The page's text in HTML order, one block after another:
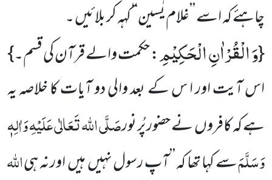
چاہئے کہ اسے ’’غلام یٰسین‘‘ کہہ کر بلائیں ۔
{وَ الْقُرْاٰنِ الْحَكِیْمِ: حکمت والے قرآن کی قسم۔}
اس آیت اور ا س کے بعد والی دو آیات کا خلاصہ یہ
ہے کہ کافروں نے حضور پُر نورصَلَّی اللہ تَعَالٰی عَلَیْہِ وَاٰلِہٖ
وَسَلَّمَسے کہا تھا کہ ’’آپ رسول نہیں ہیں اور نہ ہیاللہ